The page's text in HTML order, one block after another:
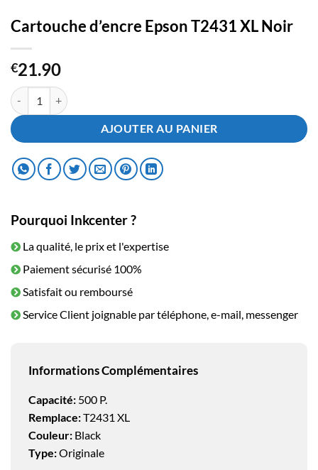
Cartouche d’encre Epson T2431 XL Noir
€21.90
quantité de Cartouche d'encre Epson T2431 XL Noir
AJOUTER AU PANIER
Pourquoi Inkcenter ?
La qualité, le prix et l'expertise
Paiement sécurisé 100%
Satisfait ou remboursé
Service Client joignable par téléphone, e-mail, messenger
Informations Complémentaires
Capacité: 500 P.
Remplace:T2431 XL
Couleur: Black
Type:Originale